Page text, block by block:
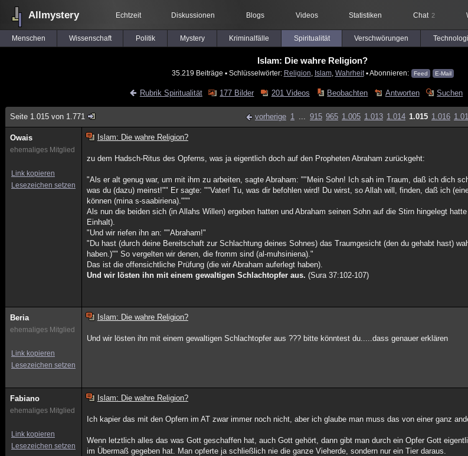
Allmystery Echtzeit Diskussionen Blogs Videos Statistiken Chat 2
Menschen Wissenschaft Politik Mystery Kriminalfälle Spiritualität Verschwörungen
Islam: Die wahre Religion?
35.219 Beiträge ▪ Schlüsselwörter: Religion Islam, Wahrheit▪ Abonnieren: Feed E-Mail
Rubrik Spiritualität 177 Bilder 201 Videos Beobachten Antworten Suchen
Seite 1.015 von 1.771 vorherige 1 ... 915 965 1.005 1.013 1.014 1.015 1.016
Owais
ehemaliges Mitglied
Link kopieren
Lesezeichen setzen
Islam: Die wahre Religion?
zu dem Hadsch-Ritus des Opferns, was ja eigentlich doch auf den Propheten Abraham zurückgeht:
"Als er alt genug war, um mit ihm zu arbeiten, sagte Abraham: ""Mein Sohn! Ich sah im Traum, daß ich dich
was du (dazu) meinst!"" Er sagte: ""Vater! Tu, was dir befohlen wird! Du wirst, so Allah will, finden, daß ich
können (mina s-saabiriena)."""
Als nun die beiden sich (in Allahs Willen) ergeben hatten und Abraham seinen Sohn auf die Stirn hingelegt
Einhalt).
"Und wir riefen ihn an: ""Abraham!"
"Du hast (durch deine Bereitschaft zur Schlachtung deines Sohnes) das Traumgesicht (den du gehabt hast)
haben.)"" So vergelten wir denen, die fromm sind (al-muhsiniena)."
Das ist die offensichtliche Prüfung (die wir Abraham auferlegt haben).
Und wir lösten ihn mit einem gewaltigen Schlachtopfer aus.(Sura 37:102-107)
Beria
ehemaliges Mitglied
Link kopieren
Lesezeichen setzen
Islam: Die wahre Religion?
Und wir lösten ihn mit einem gewaltigen Schlachtopfer aus ??? bitte könntest du.....dass genauer erklären
Fabiano
ehemaliges Mitglied
Link kopieren
Lesezeichen setzen
Islam: Die wahre Religion?
Ich kapier das mit den Opfern im AT zwar immer noch nicht, aber ich glaube man muss das von einer ganz
Wenn letztlich alles das was Gott geschaffen hat, auch Gott gehört, dann gibt man durch ein Opfer Gott
im Übermaß gegeben hat. Man opferte ja schließlich nie die ganze Vieherde, sondern nur ein Tier daraus.